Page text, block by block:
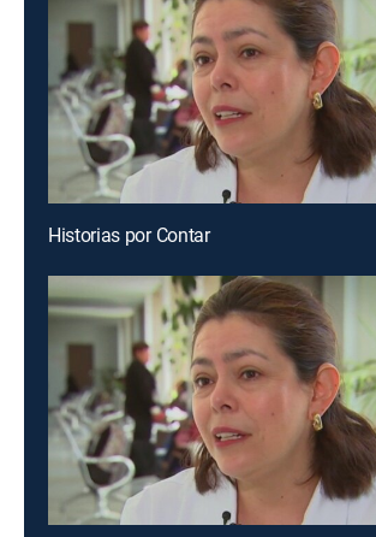
Historias por Contar